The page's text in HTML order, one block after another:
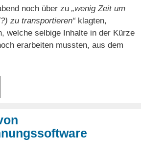
noch über zu „wenig Zeit um
zu transportieren“ klagten,
welche selbige Inhalte in der Kürze
erarbeiten mussten, aus dem